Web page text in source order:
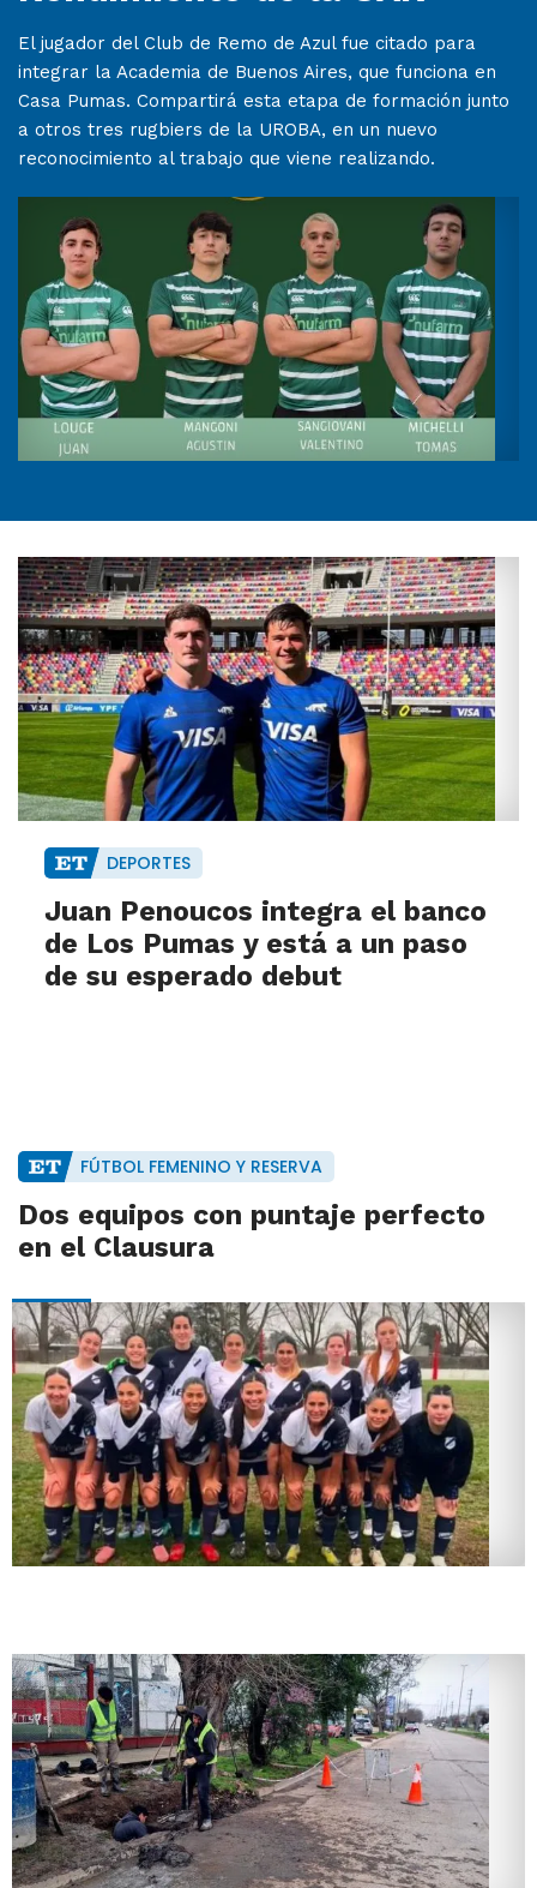
El jugador del Club de Remo de Azul fue citado para
integrar la Academia de Buenos Aires, que funciona en
Casa Pumas. Compartirá esta etapa de formación junto
a otros tres rugbiers de la UROBA, en un nuevo
reconocimiento al trabajo que viene realizando.
DEPORTES
Juan Penoucos integra el banco
de Los Pumas y está a un paso
de su esperado debut
FÚTBOL FEMENINO Y RESERVA
Dos equipos con puntaje perfecto
en el Clausura